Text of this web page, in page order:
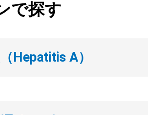
で探す
Hepatitis A）